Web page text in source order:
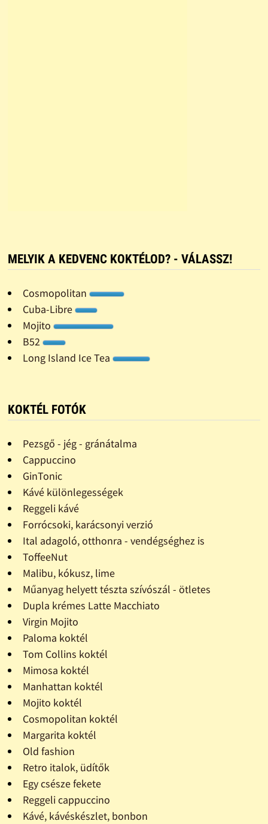
MELYIK A KEDVENC KOKTÉLOD? - VÁLASSZ!
Cosmopolitan
Cuba-Libre
Mojito
B52
Long Island Ice Tea
KOKTÉL FOTÓK
Pezsgő - jég - gránátalma
Cappuccino
GinTonic
Kávé különlegességek
Reggeli kávé
Forrócsoki, karácsonyi verzió
Ital adagoló, otthonra - vendégséghez is
ToffeeNut
Malibu, kókusz, lime
Műanyag helyett tészta szívószál - ötletes
Dupla krémes Latte Macchiato
Virgin Mojito
Paloma koktél
Tom Collins koktél
Mimosa koktél
Manhattan koktél
Mojito koktél
Cosmopolitan koktél
Margarita koktél
Old fashion
Retro italok, üdítők
Egy csésze fekete
Reggeli cappuccino
Kávé, kávéskészlet, bonbon